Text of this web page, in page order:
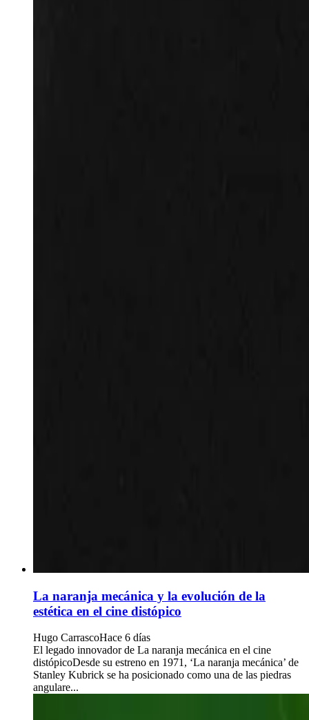
La naranja mecánica y la evolución de la
estética en el cine distópico
Hugo CarrascoHace 6 días
El legado innovador de La naranja mecánica en el cine
distópicoDesde su estreno en 1971, ‘La naranja mecánica’ de
Stanley Kubrick se ha posicionado como una de las piedras
angulare...